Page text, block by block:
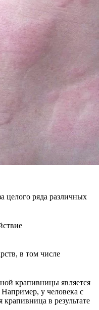
целого ряда различных
в том числе
крапивницы является
у человека с
в результате